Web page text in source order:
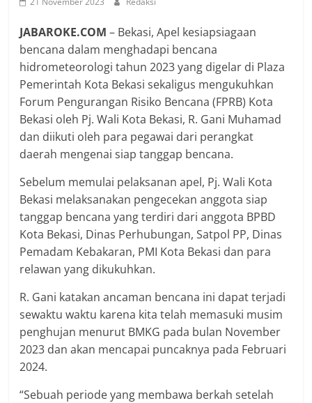
JABAROKE.COM – Bekasi, Apel kesiapsiagaan
bencana dalam menghadapi bencana
hidrometeorologi tahun 2023 yang digelar di Plaza
Pemerintah Kota Bekasi sekaligus mengukuhkan
Forum Pengurangan Risiko Bencana (FPRB) Kota
Bekasi oleh Pj. Wali Kota Bekasi, R. Gani Muhamad
dan diikuti oleh para pegawai dari perangkat
daerah mengenai siap tanggap bencana.
Sebelum memulai pelaksanan apel, Pj. Wali Kota
Bekasi melaksanakan pengecekan anggota siap
tanggap bencana yang terdiri dari anggota BPBD
Kota Bekasi, Dinas Perhubungan, Satpol PP, Dinas
Pemadam Kebakaran, PMI Kota Bekasi dan para
relawan yang dikukuhkan.
R. Gani katakan ancaman bencana ini dapat terjadi
sewaktu waktu karena kita telah memasuki musim
penghujan menurut BMKG pada bulan November
2023 dan akan mencapai puncaknya pada Februari
2024.
“Sebuah periode yang membawa berkah setelah